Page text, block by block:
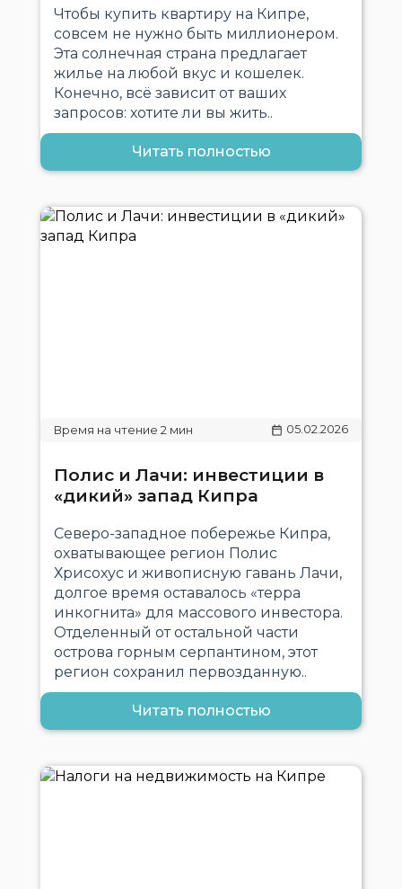
Чтобы купить квартиру на Кипре,
совсем не нужно быть миллионером.
Эта солнечная страна предлагает
жилье на любой вкус и кошелек.
Конечно, всё зависит от ваших
запросов: хотите ли вы жить..
Читать полностью
05.02.2026
Полис и Лачи: инвестиции в
«дикий» запад Кипра
Северо-западное побережье Кипра,
охватывающее регион Полис
Хрисохус и живописную гавань Лачи,
долгое время оставалось «терра
инкогнита» для массового инвестора.
Отделенный от остальной части
острова горным серпантином, этот
регион сохранил первозданную..
Читать полностью